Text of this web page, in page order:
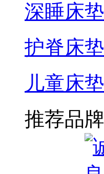
深睡床垫
护脊床垫
儿童床垫
推荐品牌